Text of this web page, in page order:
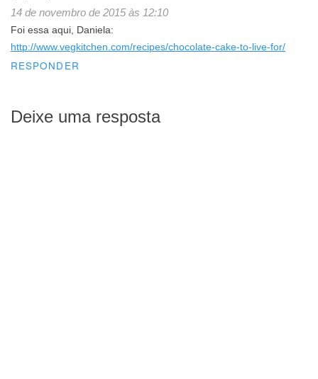
14 de novembro de 2015 às 12:10
Foi essa aqui, Daniela:
http://www.vegkitchen.com/recipes/chocolate-cake-to-live-for/
RESPONDER
Deixe uma resposta